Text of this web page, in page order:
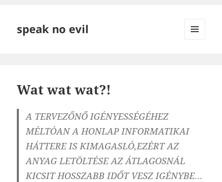
speak no evil
Wat wat wat?!
A TERVEZŐNŐ IGÉNYESSÉGÉHEZ
MÉLTÓAN A HONLAP INFORMATIKAI
HÁTTERE IS KIMAGASLÓ,EZÉRT AZ
ANYAG LETÖLTÉSE AZ ÁTLAGOSNÁL
KICSIT HOSSZABB IDŐT VESZ IGÉNYBE…